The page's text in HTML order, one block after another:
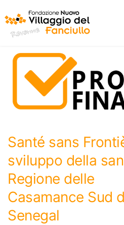
Santé sans
sviluppo della
Regione delle
Casamance Sud
Senegal